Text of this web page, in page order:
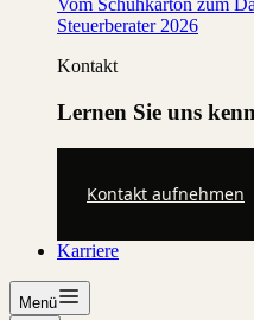
Vom Schuhkarton zum
Steuerberater 2026
Kontakt
Lernen Sie uns
Kontakt aufnehmen
Karriere
Menü